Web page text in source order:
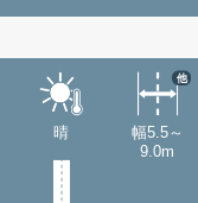
晴
幅5.5～
9.0m
他